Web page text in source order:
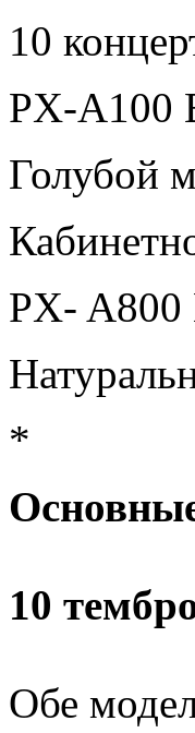
10
PX-A100
Голубой
PX- A800
*
10
Обе